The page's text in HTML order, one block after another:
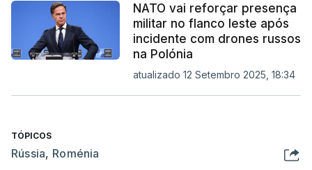
NATO vai reforçar presença
militar no flanco leste após
incidente com drones russos
na Polónia
atualizado 12 Setembro 2025, 18:34
TÓPICOS
Rússia, Roménia